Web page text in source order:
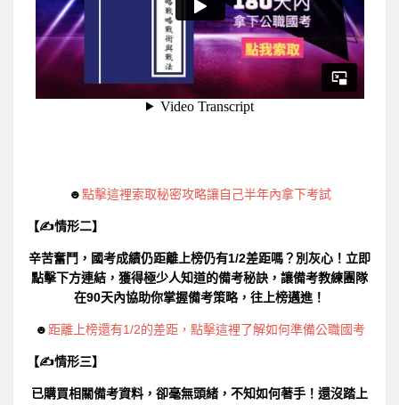
☻點擊這裡索取秘密攻略讓自己半年內拿下考試
【✍情形二】
辛苦奮鬥，國考成績仍距離上榜仍有1/2差距嗎？別灰心！立即
點擊下方連結，獲得極少人知道的備考秘訣，讓備考教練團隊
在90天內協助你掌握備考策略，往上榜邁進！
☻ 距離上榜還有1/2的差距，點擊這裡了解如何準備公職國考
【✍情形三】
已購買相關備考資料，卻毫無頭緒，不知如何著手！還沒踏上